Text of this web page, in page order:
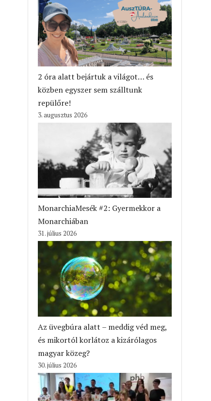
2 óra alatt bejártuk a világot… és
közben egyszer sem szálltunk
repülőre!
3. augusztus 2026
MonarchiaMesék #2: Gyermekkor a
Monarchiában
31. július 2026
Az üvegbúra alatt – meddig véd meg,
és mikortól korlátoz a kizárólagos
magyar közeg?
30. július 2026